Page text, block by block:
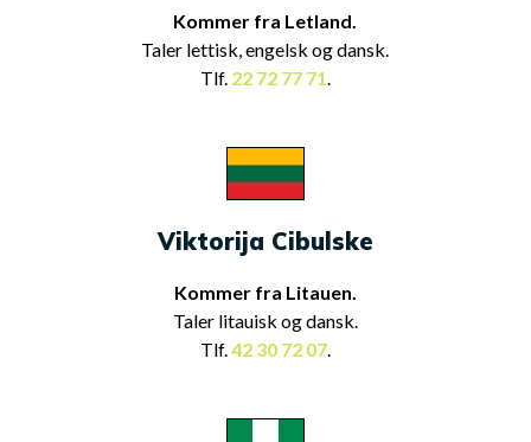
Kommer fra Letland.
Taler lettisk, engelsk og dansk.
Tlf. 22 72 77 71.
Viktorija Cibulske
Kommer fra Litauen.
Taler litauisk og dansk.
Tlf.42 30 72 07.